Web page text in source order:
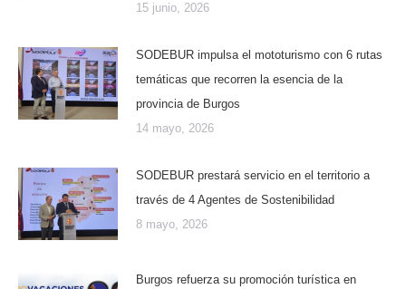
15 junio, 2026
SODEBUR impulsa el mototurismo con 6 rutas
temáticas que recorren la esencia de la
provincia de Burgos
14 mayo, 2026
SODEBUR prestará servicio en el territorio a
través de 4 Agentes de Sostenibilidad
8 mayo, 2026
Burgos refuerza su promoción turística en